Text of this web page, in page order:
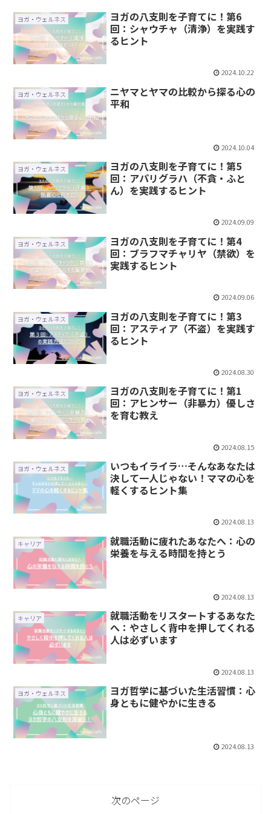
ヨガ・ウェルネス
ヨガの八支則を子育てに！第6
回：シャウチャ（清浄）を実践す
るヒント
2024.10.22
ヨガ・ウェルネス
ニヤマとヤマの比較から探る心の
平和
2024.10.04
ヨガ・ウェルネス
ヨガの八支則を子育てに！第5
回：アパリグラハ（不貪・ふと
ん）を実践するヒント
2024.09.09
ヨガ・ウェルネス
ヨガの八支則を子育てに！第4
回：ブラフマチャリヤ（禁欲）を
実践するヒント
2024.09.06
ヨガ・ウェルネス
ヨガの八支則を子育てに！第3
回：アスティア（不盗）を実践す
るヒント
2024.08.30
ヨガ・ウェルネス
ヨガの八支則を子育てに！第1
回：アヒンサー（非暴力）優しさ
を育む教え
2024.08.15
ヨガ・ウェルネス
いつもイライラ…そんなあなたは
決して一人じゃない！ママの心を
軽くするヒント集
2024.08.13
キャリア
就職活動に疲れたあなたへ：心の
栄養を与える時間を持とう
2024.08.13
キャリア
就職活動をリスタートするあなた
へ：やさしく背中を押してくれる
人は必ずいます
2024.08.13
ヨガ・ウェルネス
ヨガ哲学に基づいた生活習慣：心
身ともに健やかに生きる
2024.08.13
次のページ